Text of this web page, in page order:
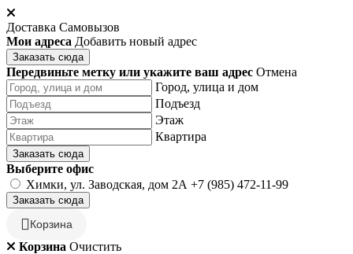
Доставка Самовызов
Мои адреса Добавить новый адрес
Заказать сюда
Передвиньте метку или укажите ваш адрес Отмена
Город, улица и дом
Подъезд
Этаж
Квартира
Заказать сюда
Выберите офис
Химки, ул. Заводская, дом 2А +7 (985) 472-11-99
Заказать сюда
Корзина
Корзина Очистить